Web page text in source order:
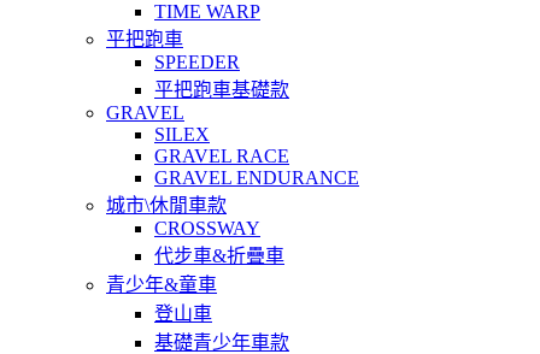
TIME WARP
平把跑車
SPEEDER
平把跑車基礎款
GRAVEL
SILEX
GRAVEL RACE
GRAVEL ENDURANCE
城市\休閒車款
CROSSWAY
代步車&折疊車
青少年&童車
登山車
基礎青少年車款